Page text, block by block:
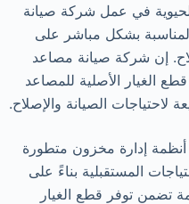
في عمل شركة صيانة
بشكل مباشر على
إن شركة صيانة مصاعد
الغيار الأصلية للمصاعد
لاحتياجات الصيانة والإصلاح.
إدارة مخزون متطورة
المستقبلية بناءً على
تضمن توفر قطع الغيار